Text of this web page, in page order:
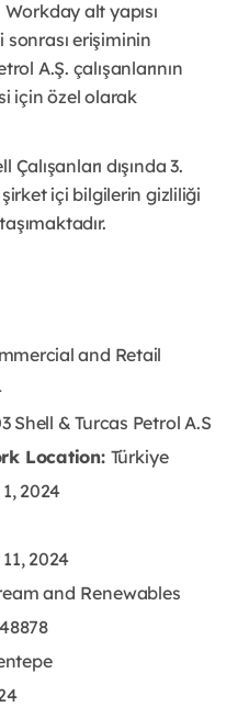
alt yapısı
erişiminin
A.Ş. çalışanlarının
için özel olarak
dışında 3.
içi bilgilerin gizliliği
and Retail
Shell & Turcas Petrol A.S
Location: Türkiye
2024
2024
and Renewables